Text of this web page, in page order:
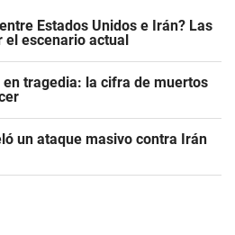
Estados Unidos e Irán? Las
escenario actual
tragedia: la cifra de muertos
un ataque masivo contra Irán